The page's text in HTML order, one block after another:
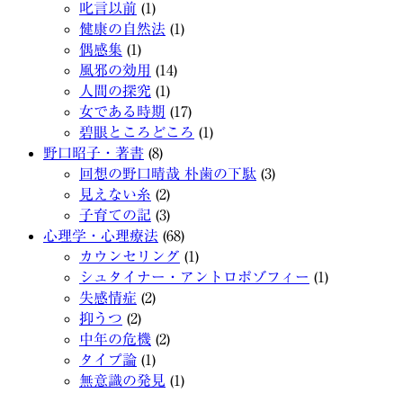
叱言以前 (1)
健康の自然法 (1)
偶感集 (1)
風邪の効用 (14)
人間の探究 (1)
女である時期 (17)
碧眼ところどころ (1)
野口昭子・著書 (8)
回想の野口晴哉 朴歯の下駄 (3)
見えない糸 (2)
子育ての記 (3)
心理学・心理療法 (68)
カウンセリング (1)
シュタイナー・アントロポゾフィー (1)
失感情症 (2)
抑うつ (2)
中年の危機 (2)
タイプ論 (1)
無意識の発見 (1)